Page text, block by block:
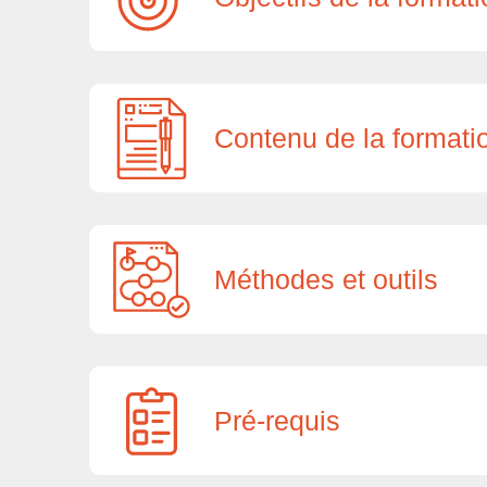
Contenu de la
Méthodes et outils
Pré-requis